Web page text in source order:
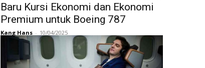
Baru Kursi Ekonomi dan Ekonomi
Premium untuk Boeing 787
Kang Hans - 10/04/2025